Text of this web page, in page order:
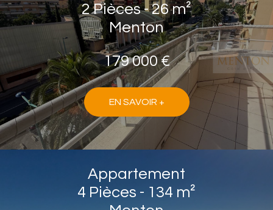
2 Pièces - 26 m²
Menton
179 000 €
EN SAVOIR +
Appartement
4 Pièces - 134 m²